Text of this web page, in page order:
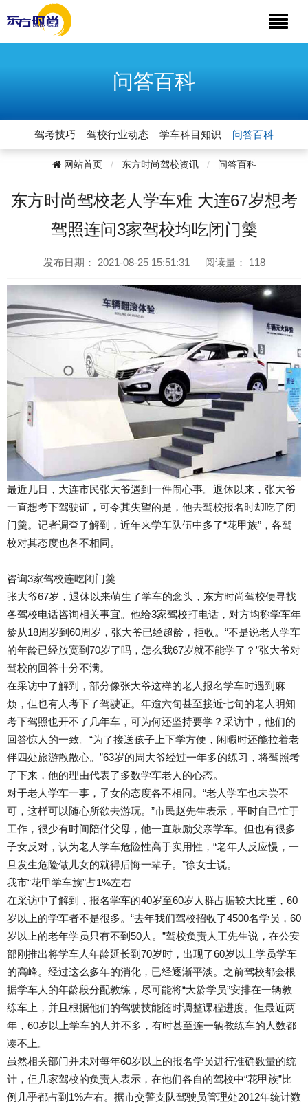
问答百科
驾考技巧 驾校行业动态 学车科目知识 问答百科
网站首页 东方时尚驾校资讯 问答百科
东方时尚驾校老人学车难 大连67岁想考
驾照连问3家驾校均吃闭门羹
发布日期： 2021-08-25 15:51:31 阅读量： 118
最近几日，大连市民张大爷遇到一件闹心事。退休以来，张大爷
一直想考下驾驶证，可令其失望的是，他去驾校报名时却吃了闭
门羹。记者调查了解到，近年来学车队伍中多了“花甲族”，各驾
校对其态度也各不相同。
咨询3家驾校连吃闭门羹
张大爷67岁，退休以来萌生了学车的念头，东方时尚驾校便寻找
各驾校电话咨询相关事宜。他给3家驾校打电话，对方均称学车年
龄从18周岁到60周岁，张大爷已经超龄，拒收。“不是说老人学车
的年龄已经放宽到70岁了吗，怎么我67岁就不能学了？”张大爷对
驾校的回答十分不满。
在采访中了解到，部分像张大爷这样的老人报名学车时遇到麻
烦，但也有人考下了驾驶证。年逾六旬甚至接近七旬的老人明知
考下驾照也开不了几年车，可为何还坚持要学？采访中，他们的
回答惊人的一致。“为了接送孩子上下学方便，闲暇时还能拉着老
伴四处旅游散散心。”63岁的周大爷经过一年多的练习，将驾照考
了下来，他的理由代表了多数学车老人的心态。
对于老人学车一事，子女的态度各不相同。“老人学车也未尝不
可，这样可以随心所欲去游玩。”市民赵先生表示，平时自己忙于
工作，很少有时间陪伴父母，他一直鼓励父亲学车。但也有很多
子女反对，认为老人学车危险性高于实用性，“老年人反应慢，一
旦发生危险做儿女的就得后悔一辈子。”徐女士说。
我市“花甲学车族”占1%左右
在采访中了解到，报名学车的40岁至60岁人群占据较大比重，60
岁以上的学车者不是很多。“去年我们驾校招收了4500名学员，60
岁以上的老年学员只有不到50人。”驾校负责人王先生说，在公安
部刚推出将学车人年龄延长到70岁时，出现了60岁以上学员学车
的高峰。经过这么多年的消化，已经逐渐平淡。之前驾校都会根
据学车人的年龄段分配教练，尽可能将“大龄学员”安排在一辆教
练车上，并且根据他们的驾驶技能随时调整课程进度。但最近两
年，60岁以上学车的人并不多，有时甚至连一辆教练车的人数都
凑不上。
虽然相关部门并未对每年60岁以上的报名学员进行准确数量的统
计，但几家驾校的负责人表示，在他们各自的驾校中“花甲族”比
例几乎都占到1%左右。据市交警支队驾驶员管理处2012年统计数